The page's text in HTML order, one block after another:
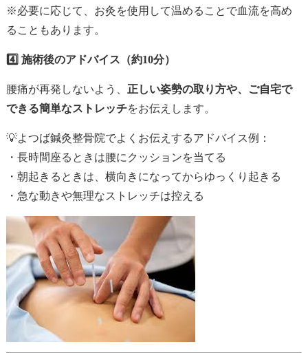
※必要に応じて、お灸を使用して温めることで血流を高め
ることもあります。
4️⃣ 施術後のアドバイス（約10分）
腰痛が再発しないよう、 正しい姿勢の取り方や、ご自宅で
できる簡単なストレッチをお伝えします。
💡よつば鍼灸整骨院でよくお伝えするアドバイス例：
・長時間座るときは腰にクッションを当てる
・朝起きるときは、横向きになってからゆっくり起きる
・急な動きや無理なストレッチは控える